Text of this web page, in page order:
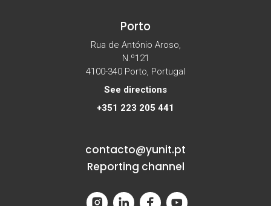
Porto
Rua de António Aroso,
N.º121
4100-340 Porto, Portugal
See directions
+351 223 205 441
contacto@yunit.pt
Reporting channel